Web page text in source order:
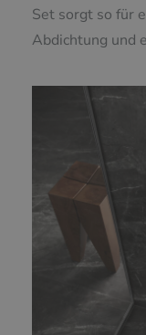
Set sorgt so für
Abdichtung und